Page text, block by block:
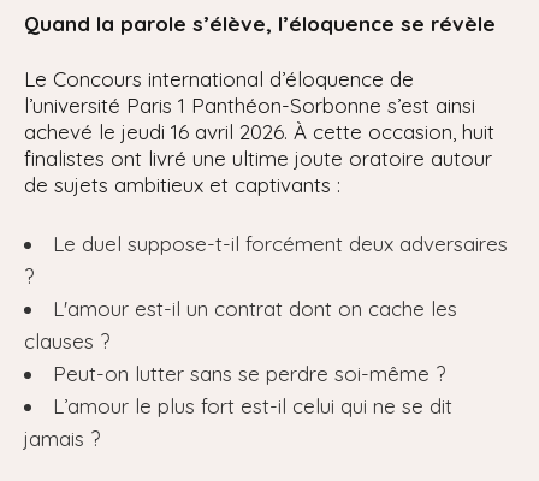
Quand la parole s’élève, l’éloquence se révèle
Le Concours international d’éloquence de
l’université Paris 1 Panthéon-Sorbonne s’est ainsi
achevé le jeudi 16 avril 2026. À cette occasion, huit
finalistes ont livré une ultime joute oratoire autour
de sujets ambitieux et captivants :
Le duel suppose-t-il forcément deux adversaires
?
L'amour est-il un contrat dont on cache les
clauses ?
Peut-on lutter sans se perdre soi-même ?
L’amour le plus fort est-il celui qui ne se dit
jamais ?